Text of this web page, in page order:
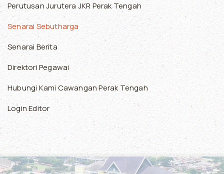
Perutusan Jurutera JKR Perak Tengah
Senarai Sebutharga
Senarai Berita
Direktori Pegawai
Hubungi Kami Cawangan Perak Tengah
Login Editor